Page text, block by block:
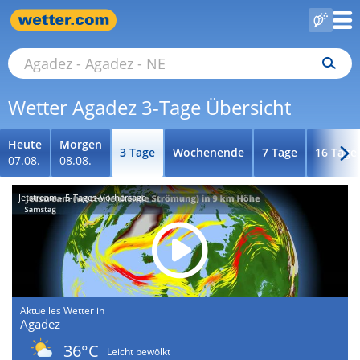
Wetter Agadez 3-Tage Übersicht
Heute
07.08.
Morgen
08.08.
3 Tage Wochenende 7 Tage 16 Tage
Jetstream - 5-Tages-Vorhersage
Aktuelles Wetter in
Agadez
36°C
Leicht bewölkt